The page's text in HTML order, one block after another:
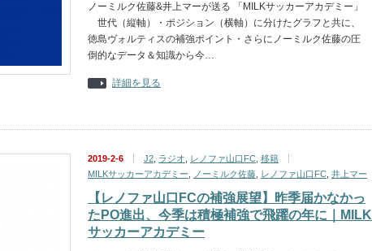
ノーミルク佐藤&井上マーが送る 「MILKサッカーアカデミー」
世代（縦軸）・ポジション（横軸）に分けたグラフと共に、
徳島ヴォルティスの補強ポイント・さらにノーミルク佐藤の圧
倒的なデータ＆知識から今…
詳細を見る
2019-2-6 J2 ラジオ レノファ山口FC 移籍
MILKサッカーアカデミー
ノーミルク佐藤 レノファ山口FC 井上マー
【レノファ山口FCの補強展望】昨季届かなかっ
たPO進出、今季は積極補強で飛躍の年に｜MILK
サッカーアカデミー